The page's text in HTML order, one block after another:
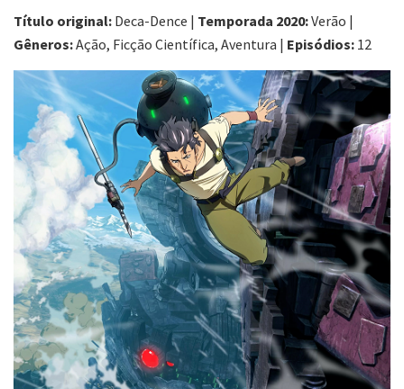
Título original: Deca-Dence | Temporada 2020:Verão |
Gêneros:Ação, Ficção Científica, Aventura | Episódios: 12